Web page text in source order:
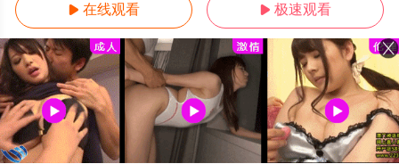
 在线观看  极速观看